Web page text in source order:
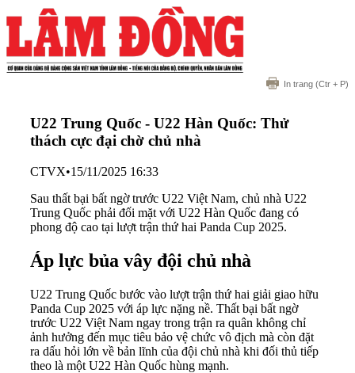
In trang (Ctr + P)
U22 Trung Quốc - U22 Hàn Quốc: Thử
thách cực đại chờ chủ nhà
CTVX•15/11/2025 16:33
Sau thất bại bất ngờ trước U22 Việt Nam, chủ nhà U22
Trung Quốc phải đối mặt với U22 Hàn Quốc đang có
phong độ cao tại lượt trận thứ hai Panda Cup 2025.
Áp lực bủa vây đội chủ nhà
U22 Trung Quốc bước vào lượt trận thứ hai giải giao hữu
Panda Cup 2025 với áp lực nặng nề. Thất bại bất ngờ
trước U22 Việt Nam ngay trong trận ra quân không chỉ
ảnh hưởng đến mục tiêu bảo vệ chức vô địch mà còn đặt
ra dấu hỏi lớn về bản lĩnh của đội chủ nhà khi đối thủ tiếp
theo là một U22 Hàn Quốc hùng mạnh.